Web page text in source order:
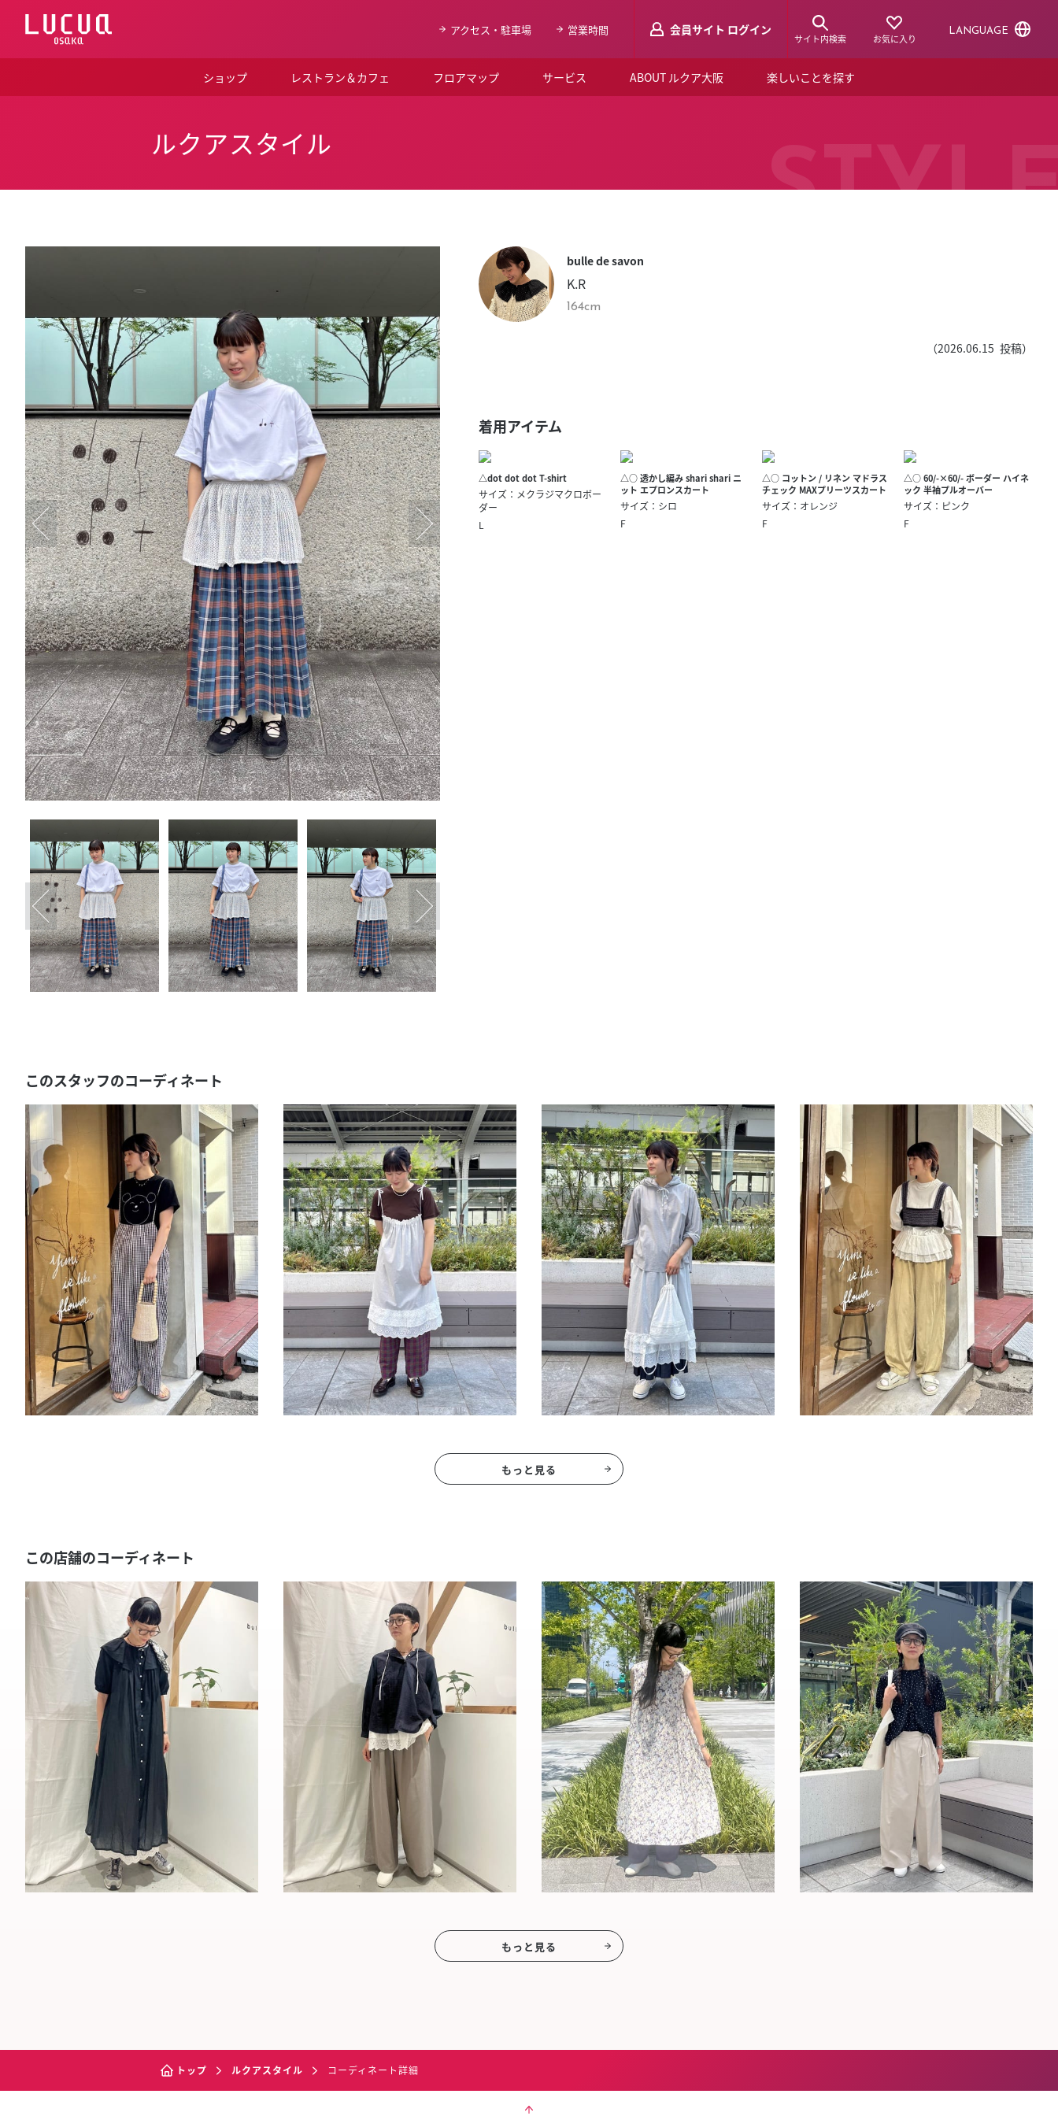
ス
アクセス・駐車場 営業時間 会員サイト ログイン
サイト内検索 お気に入り
LANGUAGE
ショップ レストラン＆カフェ フロアマップ サービス ABOUT ルクア大阪
SNSアカウント一覧
LUCUAブライダルクラブ
楽しいことを探す
ショップニュース
ルクアスタイル
ルクアスタイル
bulle de savon
K.R
164cm
（2026.06.15 投稿）
着用アイテム
△dot dot dot T-shirt
サイズ：メクラジマクロボー
ダー
L
△○ 透かし編み shari shari ニ
ット エプロンスカート
サイズ：シロ
F
△○ コットン / リネン マドラス
チェック MAXプリーツスカート
サイズ：オレンジ
F
△○ 60/-×60/- ボーダー ハイネ
ック 半袖プルオーバー
サイズ：ピンク
F
このスタッフのコーディネート
もっと見る
この店舗のコーディネート
もっと見る
トップ ルクアスタイル コーディネート詳細